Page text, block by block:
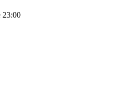
23:00